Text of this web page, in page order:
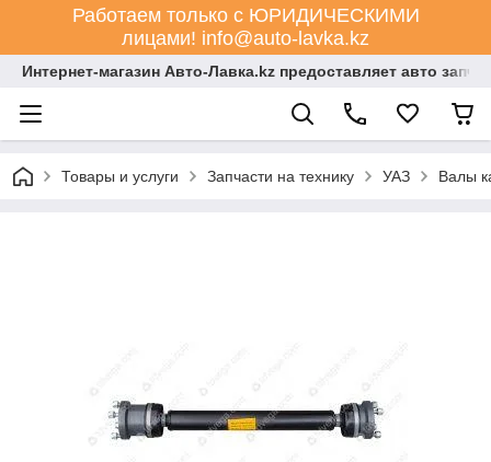
Работаем только с ЮРИДИЧЕСКИМИ
лицами! info@auto-lavka.kz
Интернет-магазин Авто-Лавка.kz предоставляет авто
Товары и услуги Запчасти на технику УАЗ Валы